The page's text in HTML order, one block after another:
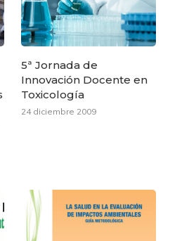
5ª Jornada de
Innovación Docente en
Toxicología
24 diciembre 2009